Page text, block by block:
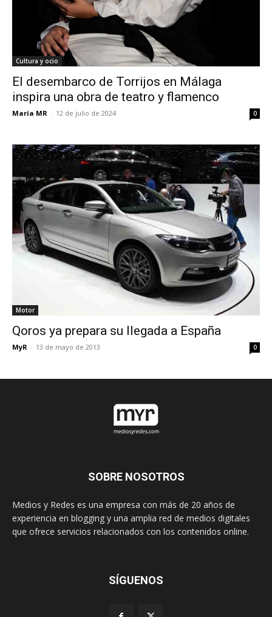
Cultura y ocio
El desembarco de Torrijos en Málaga
inspira una obra de teatro y flamenco
María MR - 12 de julio de 2024 0
Motor
Qoros ya prepara su llegada a España
MyR - 13 de mayo de 2013 0
SOBRE NOSOTROS
Medios y Redes es una empresa con más de 20 años de
experiencia en blogging y una amplia red de medios digitales
que ofrece servicios relacionados con los contenidos online.
SÍGUENOS